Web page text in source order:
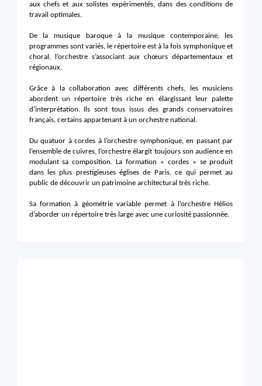
aux chefs et aux solistes expérimentés, dans des conditions de
travail optimales.
De la musique baroque à la musique contemporaine, les
programmes sont variés, le répertoire est à la fois symphonique et
choral, l’orchestre s’associant aux chœurs départementaux et
régionaux.
Grâce à la collaboration avec différents chefs, les musiciens
abordent un répertoire très riche en élargissant leur palette
d’interprétation. Ilssont tous issus des grands conservatoires
français, certains appartenant à un orchestre national.
Du quatuor à cordes à l’orchestre symphonique, en passant par
l’ensemble de cuivres, l’orchestre élargit toujours son audience en
modulant sa composition. La formation « cordes » se produit
dans les plus prestigieuses églises de Paris, ce qui permet au
public de découvrir un patrimoine architectural très riche.
Sa formation à géométrie variable permet à
l’orchestre Hélios
d’aborder un répertoire très large avec une curiosité passionnée.